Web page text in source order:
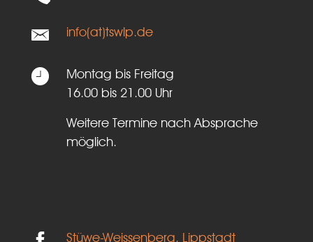
info(at)tswlp.de
Montag bis Freitag
16.00 bis 21.00 Uhr
Weitere Termine nach Absprache
möglich.
Stüwe-Weissenberg, Lippstadt